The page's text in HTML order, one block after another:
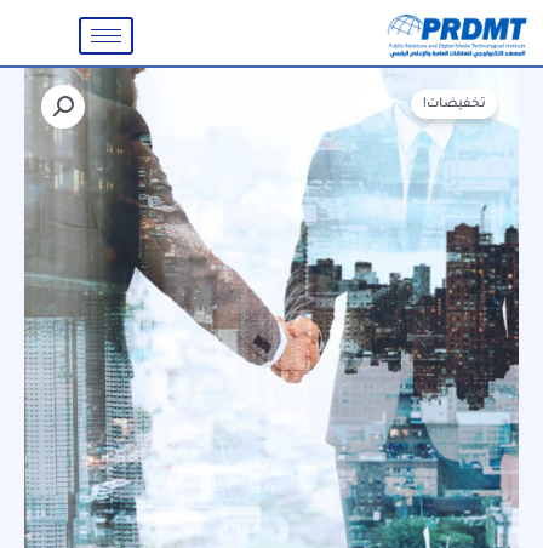
المحتوى
تخفيضات!
الأصلي
هو:
1.100,00 ر.س.
شهادة
الأخصائي
المعتمد
في
ادارة
العلاقات
العامة
الحديثة
والاتصال
المؤسسي